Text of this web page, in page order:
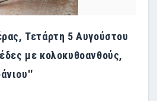
Τετάρτη 5 Αυγούστου
με κολοκυθοανθούς,